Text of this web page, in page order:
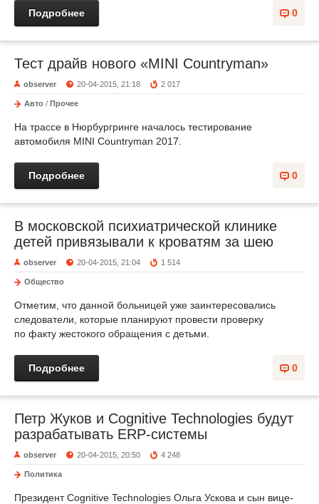
0
Подробнее
Тест драйв нового «MINI Countryman»
observer 20-04-2015, 21:18 2 017
Авто / Прочее
На трассе в Нюрбургринге началось тестирование
автомобиля MINI Countryman 2017.
0
Подробнее
В московской психиатрической клинике
детей привязывали к кроватям за шею
observer 20-04-2015, 21:04 1 514
Общество
Отметим, что данной больницей уже заинтересовались
следователи, которые планируют провести проверку
по факту жестокого обращения с детьми.
0
Подробнее
Петр Жуков и Cognitive Technologies будут
разрабатывать ERP-системы
observer 20-04-2015, 20:50 4 248
Политика
Президент Cognitive Technologies Ольга Ускова и сын вице-